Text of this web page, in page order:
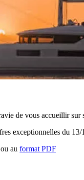
de vous accueillir
exceptionnelles du
ou au format PDF